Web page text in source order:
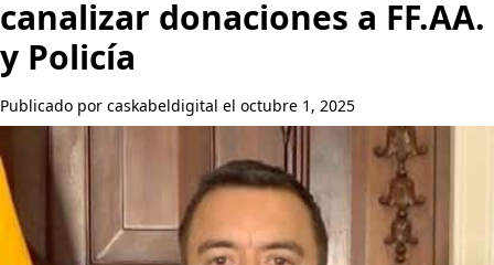
canalizar donaciones a FF.AA.
y Policía
Publicado por caskabeldigital el octubre 1, 2025